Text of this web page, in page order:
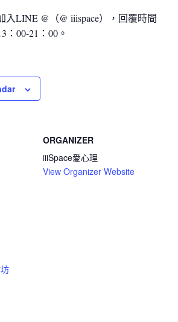
入LINE @（@ iiispace），回覆時間
00-21：00。
ORGANIZER
iiiSpace愛心理
View Organizer Website